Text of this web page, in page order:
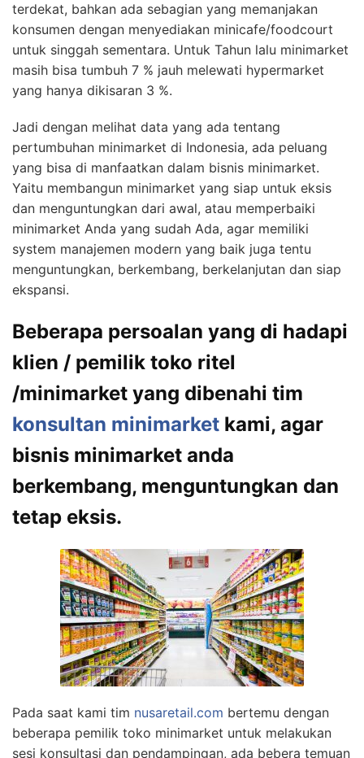
terdekat, bahkan ada sebagian yang memanjakan
konsumen dengan menyediakan minicafe/foodcourt
untuk singgah sementara. Untuk Tahun lalu minimarket
masih bisa tumbuh 7 % jauh melewati hypermarket
yang hanya dikisaran 3 %.
Jadi dengan melihat data yang ada tentang
pertumbuhan minimarket di Indonesia, ada peluang
yang bisa di manfaatkan dalam bisnis minimarket.
Yaitu membangun minimarket yang siap untuk eksis
dan menguntungkan dari awal, atau memperbaiki
minimarket Anda yang sudah Ada, agar memiliki
system manajemen modern yang baik juga tentu
menguntungkan, berkembang, berkelanjutan dan siap
ekspansi.
Beberapa persoalan yang di hadapi
klien / pemilik toko ritel
/minimarket yang dibenahi tim
konsultan minimarket kami, agar
bisnis minimarket anda
berkembang, menguntungkan dan
tetap eksis.
Pada saat kami tim nusaretail.com bertemu dengan
beberapa pemilik toko minimarket untuk melakukan
sesi konsultasi dan pendampingan, ada bebera temuan